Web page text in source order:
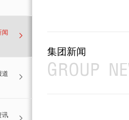
闻 
道 
讯 
集团新闻
GROUP